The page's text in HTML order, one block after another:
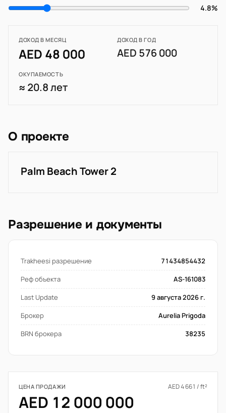
4.8%
ДОХОД В МЕСЯЦ
AED 48 000
ДОХОД В ГОД
AED 576 000
ОКУПАЕМОСТЬ
≈ 20.8 лет
О проекте
Palm Beach Tower 2
Разрешение и документы
Trakheesi разрешение
71434854432
Реф объекта
AS-161083
Last Update
9 августа 2026 г.
Брокер
Aurelia Prigoda
BRN брокера
38235
ЦЕНА ПРОДАЖИ AED 4 661 / ft²
AED 12 000 000